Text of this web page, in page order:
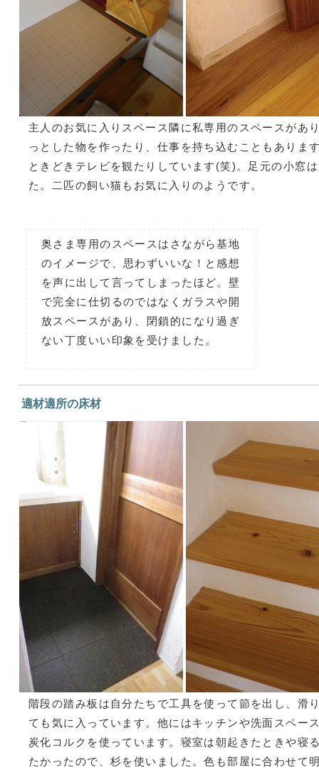
主人のお気に入りスペース隣に私専用のスペースがあ
っとした物を作ったり、仕事を持ち込むこともありま
ときどきテレビを観たりしています(笑)。足元の小窓
た。二匹の飼い猫もお気に入りのようです。
奥さま専用のスペースはさながら基地
のイメージで、思わずいいな！と感想
を声に出して言ってしまったほど。壁
で完全に仕切るのではなくガラスや開
放スペースがあり、閉鎖的になり過ぎ
ない丁度いい印象を受けました。
適材適所の床材
階段の踏み板は自分たちで工具を使って節を出し、滑
ても気に入っています。他にはキッチンや洗面スペー
炭化コルクを使っています。寝室は朝起きたときや寝
たかったので、杉を使いました。色も部屋に合わせて